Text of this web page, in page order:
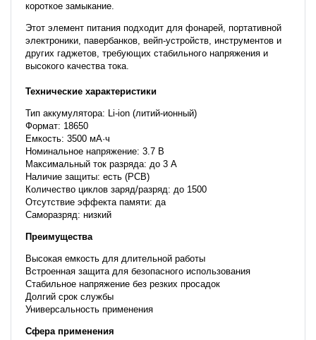
короткое замыкание.
Этот элемент питания подходит для фонарей, портативной
электроники, павербанков, вейп-устройств, инструментов и
других гаджетов, требующих стабильного напряжения и
высокого качества тока.
Технические характеристики
Тип аккумулятора: Li-ion (литий-ионный)
Формат: 18650
Емкость: 3500 мА·ч
Номинальное напряжение: 3.7 В
Максимальный ток разряда: до 3 А
Наличие защиты: есть (PCB)
Количество циклов заряд/разряд: до 1500
Отсутствие эффекта памяти: да
Саморазряд: низкий
Преимущества
Высокая емкость для длительной работы
Встроенная защита для безопасного использования
Стабильное напряжение без резких просадок
Долгий срок службы
Универсальность применения
Сфера применения